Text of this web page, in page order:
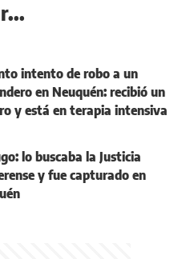
intento de robo a un
en Neuquén: recibió un
y está en terapia intensiva
lo buscaba la Justicia
y fue capturado en